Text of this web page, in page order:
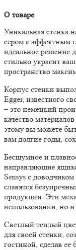
О товаре
Уникальная стенка
сером с эффектным
идеальное решение
стильно украсит
пространство
Корпус стенки
Egger, известного
– это немецкий
качество
этому вы можете
вам долгие годы,
Бесшумное и
направляющие
Sensys с
славятся
продукции. Эти
использовании, но
Светлый теплый
для своей стенки,
гостиной, сделав